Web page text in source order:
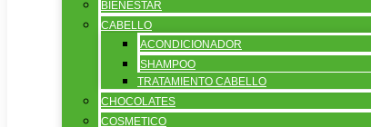
BIENESTAR
CABELLO
ACONDICIONADOR
SHAMPOO
TRATAMIENTO CABELLO
CHOCOLATES
COSMETICO